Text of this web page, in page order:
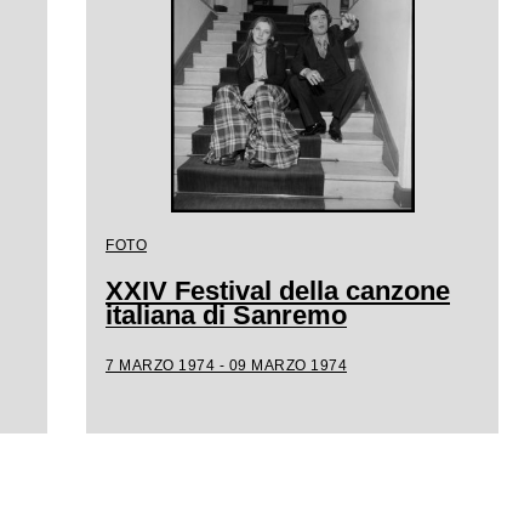
FOTO
XXIV Festival della canzone
italiana di Sanremo
7 MARZO 1974 - 09 MARZO 1974